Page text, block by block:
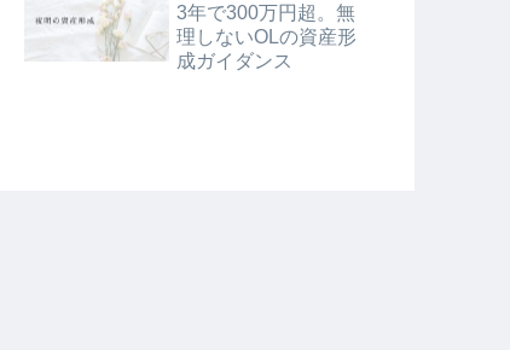
3年で300万円超。無
理しないOLの資産形
成ガイダンス